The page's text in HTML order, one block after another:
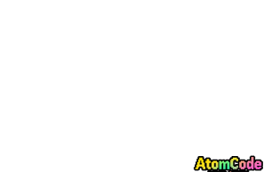
案。先用 LLM 从文档里提取实体和关系建